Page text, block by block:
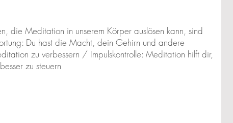
die Meditation in unserem Körper auslösen kann, sind
Du hast die Macht, dein Gehirn und andere
zu verbessern / Impulskontrolle: Meditation hilft dir,
zu steuern